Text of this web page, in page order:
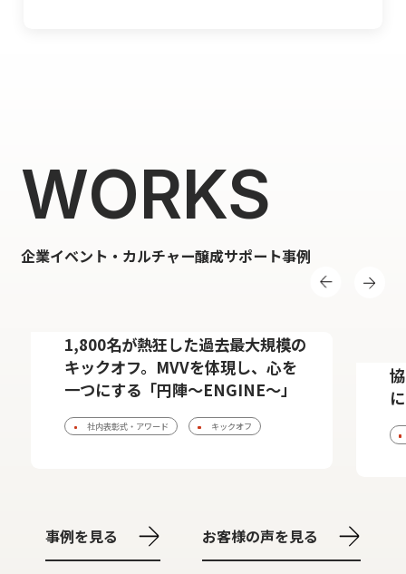
WORKS
企業イベント・カルチャー醸成サポート事例
1,800名が熱狂した過去最大規模の
キックオフ。MVVを体現し、心を
一つにする「円陣〜ENGINE〜」
社内表彰式・アワード キックオフ
事例を見る お客様の声を見る